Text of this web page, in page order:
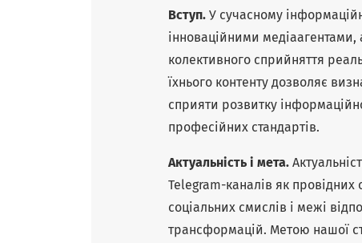
Вступ. У сучасному
інноваційними медіаагентами,
колективного сприйняття
їхнього контенту дозволяє
сприяти розвитку
професійних стандартів.
Актуальність і мета.
Telegram-каналів як провідних
соціальних смислів і межі
трансформацій. Метою нашої